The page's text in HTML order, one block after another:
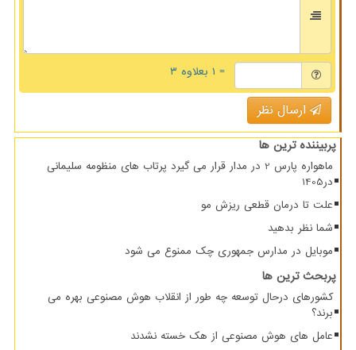
= ۱ بعلاوه ۳
ارسال نظر
پربیننده ترین ها
ماهواره پارس 2 در مدار قرار می گیرد پرتاب های منظومه سلیمانی
در1405
علت تا درمان قطعی ریزش مو
شما نظر بدهید
موبایل در مدارس جمهوری چک ممنوع می شود
پربحث ترین ها
کشورهای درحال توسعه چه طور از انقلاب هوش مصنوعی بهره می
برند؟
عامل های هوش مصنوعی از هک خسته نشدند